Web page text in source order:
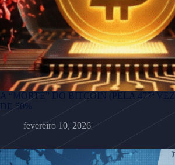
A “MORTE” DO BITCOIN (PELA 477ª
DE 50%
fevereiro 10, 2026